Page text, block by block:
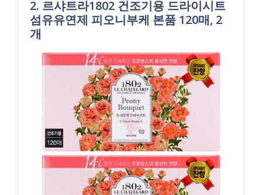
2. 르샤트라1802 건조기용 드라이시트
섬유유연제 피오니부케 본품 120매, 2
개